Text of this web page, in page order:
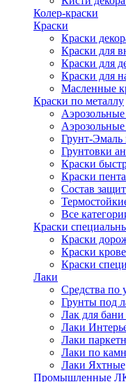
Колер-краски
Краски
Краски
Краски для
Краски для
Краски для
Масленные
Краски по металлу
Грунт-Эмаль
Грунтовки
Краски
Краски
Состав
Все
Краски
Краски
Краски
Краски
Лаки
Cредства по
Грунты под
Лак для
Лаки
Лаки
Лаки по
Лаки
Промышленные